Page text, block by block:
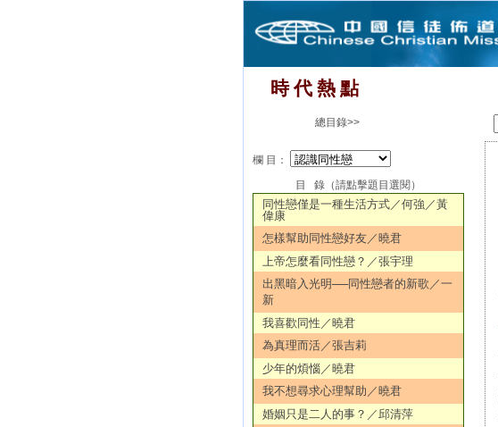
時 代 熱 點
總目錄>>
欄 目：
目 錄（請點擊題目選閱）
同性戀僅是一種生活方式／何強／黃
偉康
怎樣幫助同性戀好友／曉君
上帝怎麼看同性戀？／張宇理
出黑暗入光明──同性戀者的新歌／一
新
我喜歡同性／曉君
為真理而活／張吉莉
少年的煩惱／曉君
我不想尋求心理幫助／曉君
婚姻只是二人的事？／邱清萍